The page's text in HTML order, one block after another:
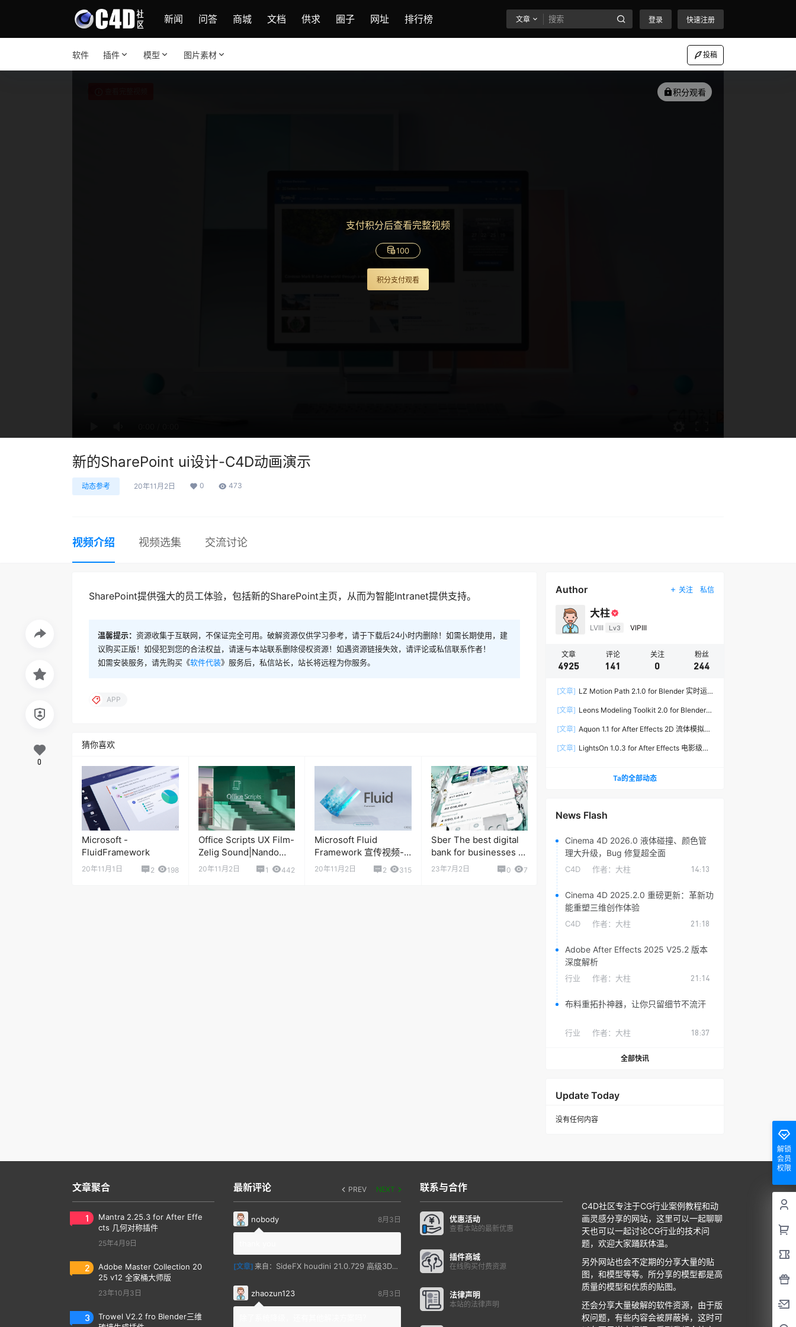
新闻 问答 商城 文档 供求 圈子 网址 排行榜 文章 登录 快速注册
软件 插件 模型 图片素材 投稿
积分观看
支付积分后查看完整视频
100
积分支付观看
新的SharePoint ui设计-C4D动画演示
动态参考 20年11月2日 0 473
视频介绍 视频选集 交流讨论
SharePoint提供强大的员工体验，包括新的SharePoint主页，从而为智能Intranet提供支持。
温馨提示： 资源收集于互联网，不保证完全可用。破解资源仅供学习参考，请于下载后24小时内删除！如需长期使用，建
议购买正版！如侵犯到您的合法权益，请速与本站联系删除侵权资源！如遇资源链接失效，请评论或私信联系作者！
如需安装服务，请先购买《软件代装》服务后，私信站长，站长将远程为你服务。
0
APP
猜你喜欢
Microsoft -
FluidFramework
20年11月1日 2 198
Office Scripts UX Film-
Zelig Sound|Nando
Costa
20年11月2日 1 442
Microsoft Fluid
Framework 宣传视频-
极具美乳化感
20年11月2日 2 315
Sber The best digital
bank for businesses 数
字银行APP动态设计表
23年7月2日 0 7
Author 关注 私信
大柱
LVIII Lv3 VIPIII
文章
4925
评论
141
关注
0
粉丝
244
[文章] LZ Motion Path 2.1.0 for Blender 实时运
[文章] Leons Modeling Toolkit 2.0 for Blender
[文章] Aquon 1.1 for After Effects 2D 流体模拟插
[文章] LightsOn 1.0.3 for After Effects 电影级镜
Ta的全部动态
News Flash
Cinema 4D 2026.0 液体碰撞、颜色管
理大升级，Bug 修复超全面
C4D 作者： 大柱 14:13
Cinema 4D 2025.2.0 重磅更新：革新功
能重塑三维创作体验
C4D 作者： 大柱 21:18
Adobe After Effects 2025 V25.2 版本
深度解析
行业 作者： 大柱 21:14
布料重拓扑神器，让你只留细节不流汗
行业 作者： 大柱 18:37
全部快讯
Update Today
没有任何内容
解锁
会员
权限
文章聚合
1
Mantra 2.25.3 for After Effe
cts 几何对称插件
25年4月9日
2
Adobe Master Collection 20
25 v12 全家桶大师版
23年10月3日
3
Trowel V2.2 fro Blender三维
最新评论 PREV NEXT
nobody 8月3日
[文章] 来自： SideFX houdini 21.0.729 高级3D特效软件
zhaozun123 8月3日
联系与合作
优惠活动
查看本站的最新优惠
插件商城
在线购买付费资源
法律声明
本站的法律声明
C4D社区专注于CG行业案例教程和动
画灵感分享的网站，这里可以一起聊聊
天也可以一起讨论CG行业的技术问
题，欢迎大家踊跃体温。
另外网站也会不定期的分享大量的贴
图，和模型等等。所分享的模型都是高
质量的模型和优质的贴图。
还会分享大量破解的软件资源，由于版
权问题，有些内容会被屏蔽掉，这时可